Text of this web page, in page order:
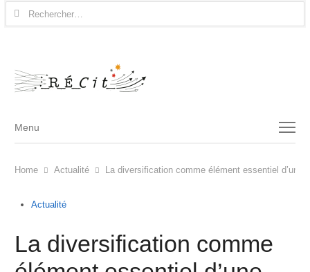
Rechercher :
Menu
Menu
Home Actualité La diversification comme élément essentiel d’une
Actualité
La diversification comme